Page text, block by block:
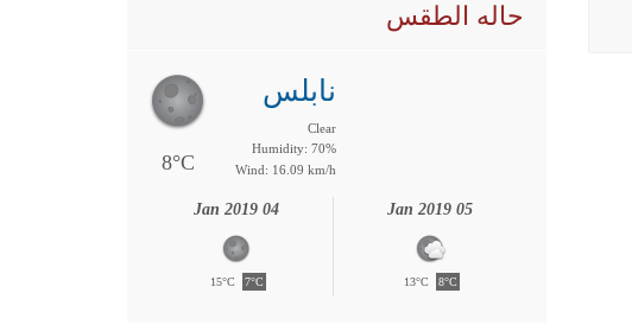
حاله الطقس
8°C
نابلس
Clear
Humidity: 70%
Wind: 16.09 km/h
04 Jan 2019
15°C 7°C
05 Jan 2019
13°C 8°C